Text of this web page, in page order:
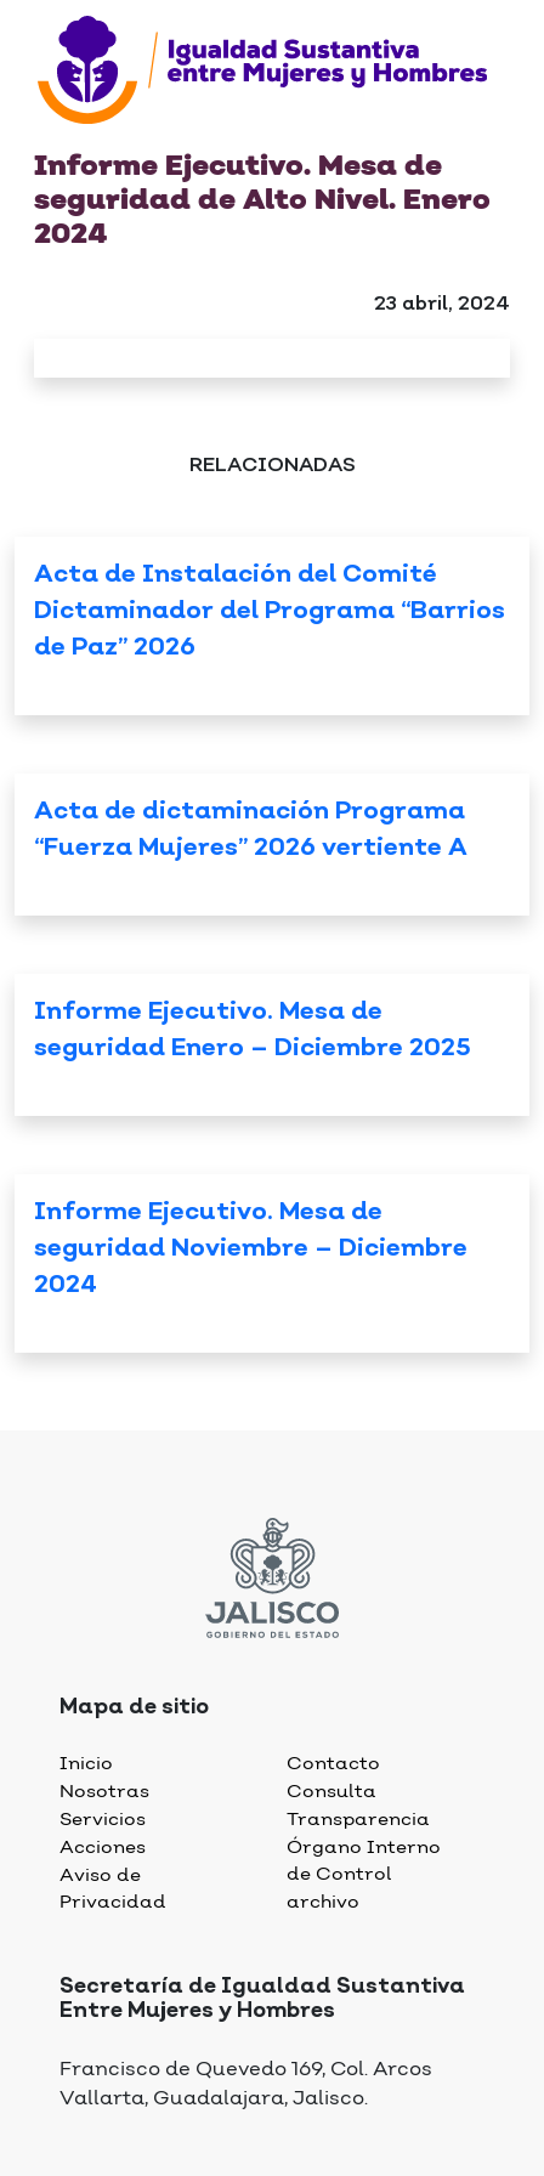
Informe Ejecutivo. Mesa de
seguridad de Alto Nivel. Enero
2024
23 abril, 2024
RELACIONADAS
Acta de Instalación del Comité
Dictaminador del Programa “Barrios
de Paz” 2026
Acta de dictaminación Programa
“Fuerza Mujeres” 2026 vertiente A
Informe Ejecutivo. Mesa de
seguridad Enero – Diciembre 2025
Informe Ejecutivo. Mesa de
seguridad Noviembre – Diciembre
2024
Mapa de sitio
Inicio
Nosotras
Servicios
Acciones
Aviso de
Privacidad
Contacto
Consulta
Transparencia
Órgano Interno
de Control
archivo
Secretaría de Igualdad Sustantiva
Entre Mujeres y Hombres
Francisco de Quevedo 169, Col. Arcos
Vallarta, Guadalajara, Jalisco.